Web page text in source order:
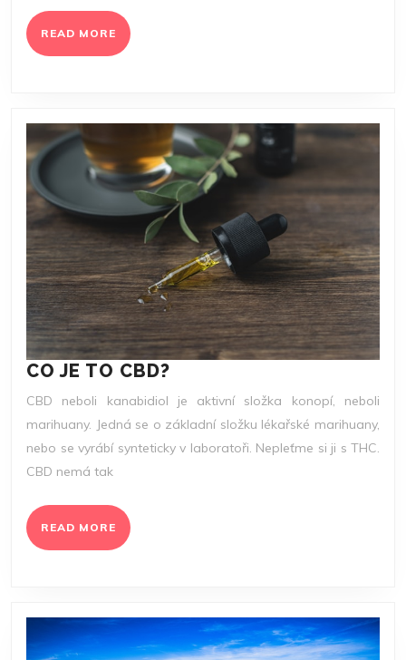
READ MORE READ
MORE
CO JE TO CBD?
JE
TO
CBD?
CBD neboli kanabidiol je aktivní složka konopí, neboli
marihuany. Jedná se o základní složku lékařské marihuany,
nebo se vyrábí synteticky v laboratoři. Nepleťme si ji s THC.
CBD nemá tak
READ MORE READ
MORE